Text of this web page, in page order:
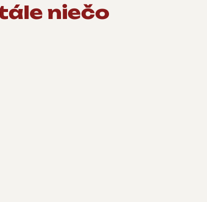
niečo